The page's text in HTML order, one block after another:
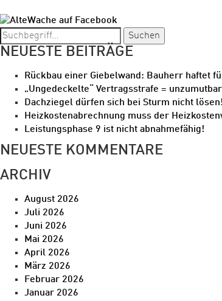
Suchen
NEUESTE BEITRÄGE
Rückbau einer Giebelwand: Bauherr haftet
„Ungedeckelte“ Vertragsstrafe =
Dachziegel dürfen sich bei Sturm nicht
Heizkostenabrechnung muss der
Leistungsphase 9 ist nicht abnahmefähig!
NEUESTE KOMMENTARE
ARCHIV
August 2026
Juli 2026
Juni 2026
Mai 2026
April 2026
März 2026
Februar 2026
Januar 2026